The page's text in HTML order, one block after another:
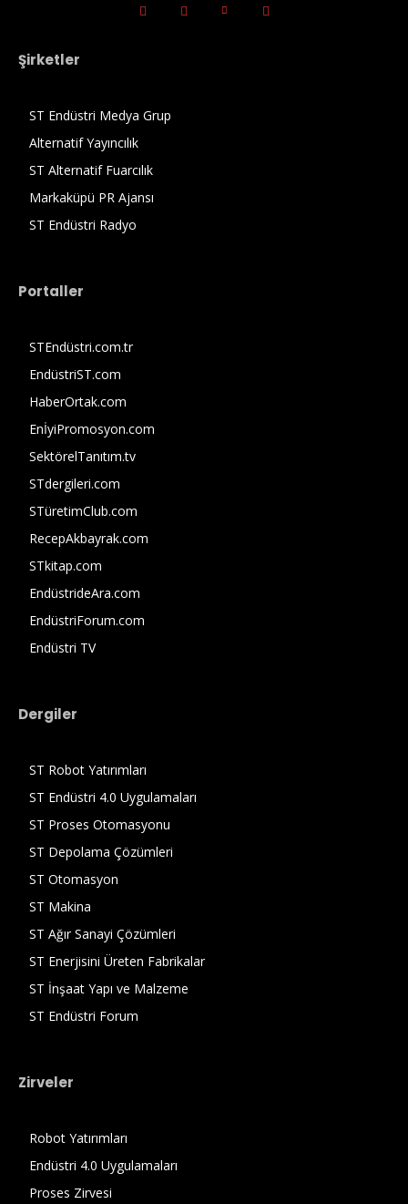
Şirketler
ST Endüstri Medya Grup
Alternatif Yayıncılık
ST Alternatif Fuarcılık
Markaküpü PR Ajansı
ST Endüstri Radyo
Portaller
STEndüstri.com.tr
EndüstriST.com
HaberOrtak.com
EnİyiPromosyon.com
SektörelTanıtım.tv
STdergileri.com
STüretimClub.com
RecepAkbayrak.com
STkitap.com
EndüstrideAra.com
EndüstriForum.com
Endüstri TV
Dergiler
ST Robot Yatırımları
ST Endüstri 4.0 Uygulamaları
ST Proses Otomasyonu
ST Depolama Çözümleri
ST Otomasyon
ST Makina
ST Ağır Sanayi Çözümleri
ST Enerjisini Üreten Fabrikalar
ST İnşaat Yapı ve Malzeme
ST Endüstri Forum
Zirveler
Robot Yatırımları
Endüstri 4.0 Uygulamaları
Proses Zirvesi